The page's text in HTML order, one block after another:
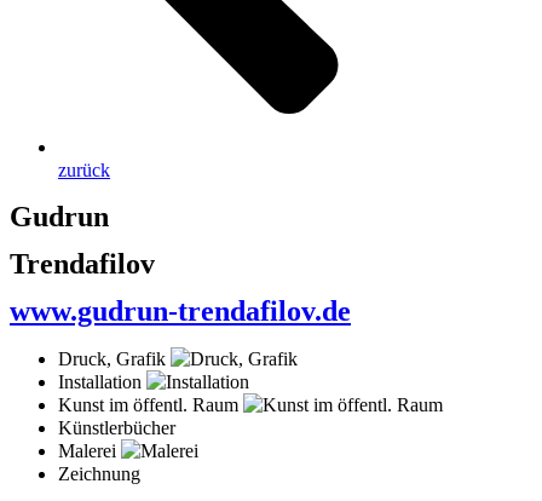
zurück
Gudrun
Trendafilov
www.gudrun-trendafilov.de
Druck, Grafik
Installation
Kunst im öffentl. Raum
Künstlerbücher
Malerei
Zeichnung